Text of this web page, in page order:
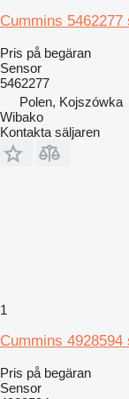
Cummins
Pris på begäran
Sensor
5462277
Polen, Kojszówka
Wibako
Kontakta säljaren
1
Cummins 4928594
Pris på begäran
Sensor